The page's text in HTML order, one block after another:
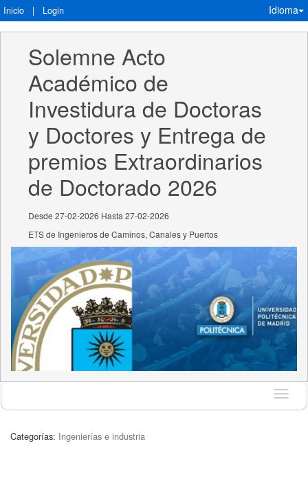
Inicio | Login Idioma
Solemne Acto
Académico de
Investidura de Doctoras
y Doctores y Entrega de
premios Extraordinarios
de Doctorado 2026
Desde 27-02-2026 Hasta 27-02-2026
ETS de Ingenieros de Caminos, Canales y Puertos
Idioma
Categorías: Ingenierías e industria